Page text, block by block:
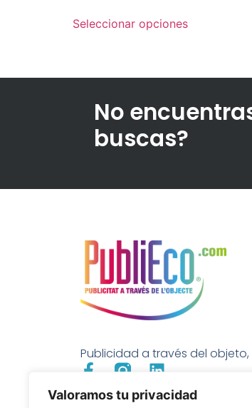
Valoramos tu privacidad
Seleccionar opciones
No
buscas?
Publicidad a través del